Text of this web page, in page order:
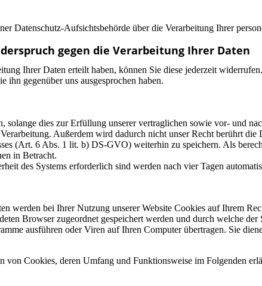
Datenschutz-Aufsichtsbehörde über die Verarbeitung Ihrer
gegen die Verarbeitung Ihrer Daten
Ihrer Daten erteilt haben, können Sie diese jederzeit
ihn gegenüber uns ausgesprochen haben.
solange dies zur Erfüllung unserer vertraglichen sowie vor- und
Außerdem wird dadurch nicht unser Recht berührt
(Art. 6 Abs. 1 lit. b) DS-GVO) weiterhin zu speichern. Als
in Betracht.
des Systems erforderlich sind werden nach vier Tagen
werden bei Ihrer Nutzung unserer Website Cookies auf Ihrem
Browser zugeordnet gespeichert werden und durch welche
ausführen oder Viren auf Ihren Computer übertragen. Sie
von Cookies, deren Umfang und Funktionsweise im Folgenden